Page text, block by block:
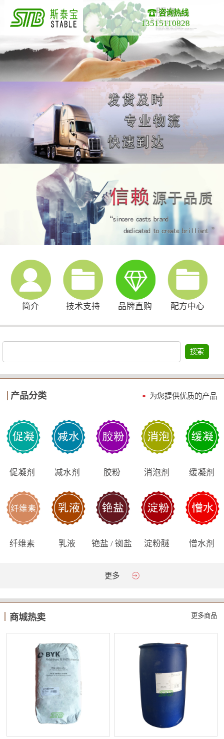
咨询热线
13515110828
简介 技术支持 品牌直购 配方中心
搜索
产品分类 为您提供优质的产品
促凝剂 减水剂 胶粉 消泡剂 缓凝剂
纤维素 乳液 铯盐 / 铷盐 淀粉醚 憎水剂
更多
商城热卖 更多商品